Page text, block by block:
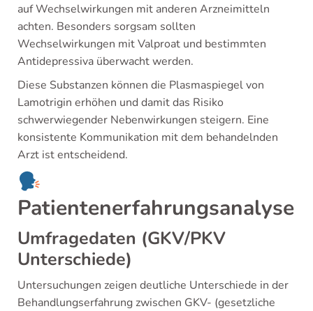
auf Wechselwirkungen mit anderen Arzneimitteln
achten. Besonders sorgsam sollten
Wechselwirkungen mit Valproat und bestimmten
Antidepressiva überwacht werden.
Diese Substanzen können die Plasmaspiegel von
Lamotrigin erhöhen und damit das Risiko
schwerwiegender Nebenwirkungen steigern. Eine
konsistente Kommunikation mit dem behandelnden
Arzt ist entscheidend.
Patientenerfahrungsanalyse
Umfragedaten (GKV/PKV
Unterschiede)
Untersuchungen zeigen deutliche Unterschiede in der
Behandlungserfahrung zwischen GKV- (gesetzliche